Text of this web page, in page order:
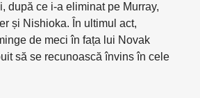
după ce i-a eliminat pe Murray,
și Nishioka. În ultimul act,
de meci în fața lui Novak
să se recunoască învins în cele